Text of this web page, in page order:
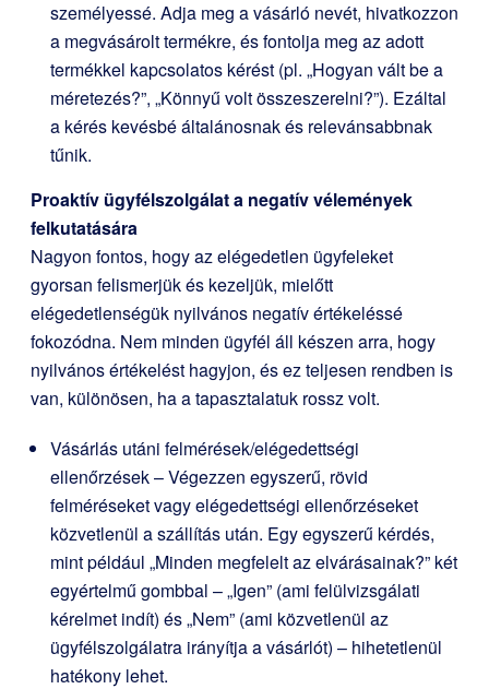
személyessé. Adja meg a vásárló nevét, hivatkozzon
a megvásárolt termékre, és fontolja meg az adott
termékkel kapcsolatos kérést (pl. „Hogyan vált be a
méretezés?”, „Könnyű volt összeszerelni?”). Ezáltal
a kérés kevésbé általánosnak és relevánsabbnak
tűnik.
Proaktív ügyfélszolgálat a negatív vélemények
felkutatására
Nagyon fontos, hogy az elégedetlen ügyfeleket
gyorsan felismerjük és kezeljük, mielőtt
elégedetlenségük nyilvános negatív értékeléssé
fokozódna. Nem minden ügyfél áll készen arra, hogy
nyilvános értékelést hagyjon, és ez teljesen rendben is
van, különösen, ha a tapasztalatuk rossz volt.
Vásárlás utáni felmérések/elégedettségi
ellenőrzések – Végezzen egyszerű, rövid
felméréseket vagy elégedettségi ellenőrzéseket
közvetlenül a szállítás után. Egy egyszerű kérdés,
mint például „Minden megfelelt az elvárásainak?” két
egyértelmű gombbal – „Igen” (ami felülvizsgálati
kérelmet indít) és „Nem” (ami közvetlenül az
ügyfélszolgálatra irányítja a vásárlót) – hihetetlenül
hatékony lehet.